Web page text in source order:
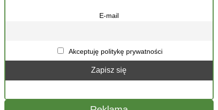
E-mail
Akceptuję politykę prywatności